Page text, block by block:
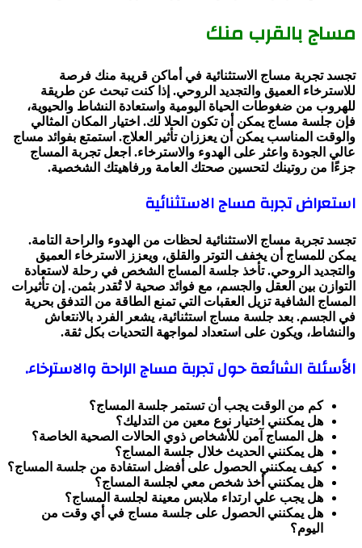
مساج بالقرب منك
تجسد تجربة مساج الاستثنائية في أماكن قريبة منك فرصة
للاسترخاء العميق والتجديد الروحي. إذا كنت تبحث عن طريقة
للهروب من ضغوطات الحياة اليومية واستعادة النشاط والحيوية،
فإن جلسة مساج يمكن أن تكون الحلا لك. اختيار المكان المثالي
والوقت المناسب يمكن أن يعززان تأثير العلاج. استمتع بفوائد مساج
عالي الجودة واعثر على الهدوء والاسترخاء. اجعل تجربة المساج
جزءًا من روتينك لتحسين صحتك العامة ورفاهيتك الشخصية.
استعراض تجربة مساج الاستثنائية
تجسد تجربة مساج الاستثنائية لحظات من الهدوء والراحة التامة.
يمكن للمساج أن يخفف التوتر والقلق، ويعزز الاسترخاء العميق
والتجديد الروحي. تأخذ جلسة المساج الشخص في رحلة لاستعادة
التوازن بين العقل والجسم، مع فوائد صحية لا تُقدر بثمن. إن تأثيرات
المساج الشافية تزيل العقبات التي تمنع الطاقة من التدفق بحرية
في الجسم. بعد جلسة مساج استثنائية، يشعر الفرد بالانتعاش
والنشاط، ويكون على استعداد لمواجهة التحديات بكل ثقة.
الأسئلة الشائعة حول تجربة مساج الراحة والاسترخاء.
كم من الوقت يجب أن تستمر جلسة المساج؟
هل يمكنني اختيار نوع معين من التدليك؟
هل المساج آمن للأشخاص ذوي الحالات الصحية الخاصة؟
هل يمكنني الحديث خلال جلسة المساج؟
كيف يمكنني الحصول على أفضل استفادة من جلسة المساج؟
هل يمكنني أخذ شخص معي لجلسة المساج؟
هل يجب علي ارتداء ملابس معينة لجلسة المساج؟
هل يمكنني الحصول على جلسة مساج في أي وقت من
اليوم؟